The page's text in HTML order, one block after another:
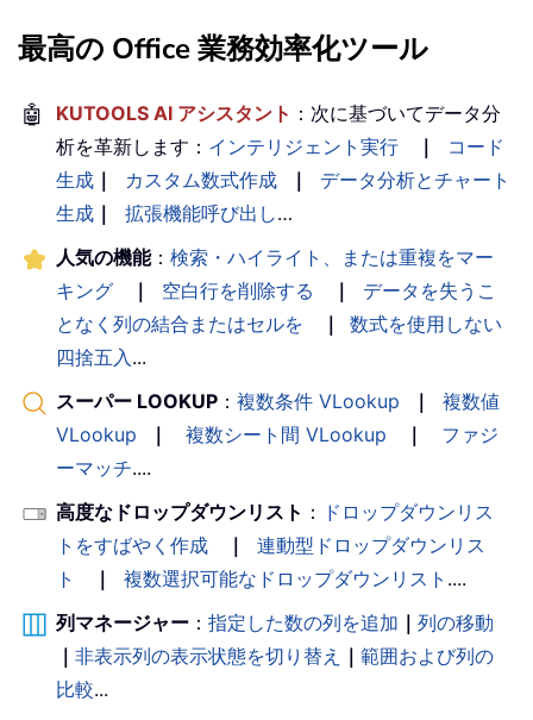
最高の Office 業務効率化ツール
🤖 KUTOOLS AI アシスタント ：次に基づいてデータ分
析を革新します： インテリジェント実行 ｜
コード
生成 ｜ カスタム数式作成 ｜
データ分析とチャート
生成 ｜ 拡張機能呼び出し…
人気の機能： 検索・ハイライト、または重複をマー
キング
｜ 空白行を削除する ｜
データを失うこ
となく列の結合またはセルを
｜
数式を使用しない
四捨五入...
スーパー LOOKUP ： 複数条件 VLookup ｜
複数値
VLookup
｜ 複数シート間 VLookup ｜
ファジ
ーマッチ....
高度なドロップダウンリスト ： ドロップダウンリス
トをすばやく作成
｜
連動型ドロップダウンリス
ト
｜ 複数選択可能なドロップダウンリスト ....
列マネージャー ： 指定した数の列を追加 ｜ 列の移動
｜ 非表示列の表示状態を切り替え ｜ 範囲および列の
比較...